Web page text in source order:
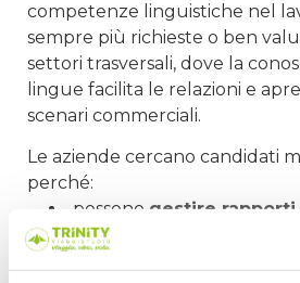
competenze linguistiche nel
sempre più richieste o ben
settori trasversali, dove la
lingue facilita le relazioni e
scenari commerciali.
Le aziende cercano candidati
perché:
possono gestire
clienti e fornitori esteri